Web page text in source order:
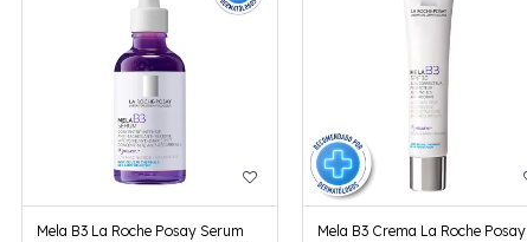
Mela B3 La Roche Posay Serum
Mela B3 Crema La Roche Posay